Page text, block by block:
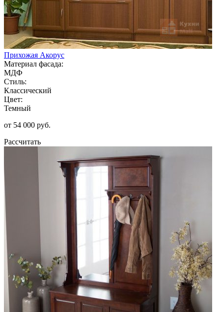
Прихожая Акорус
Материал фасада:
МДФ
Стиль:
Классический
Цвет:
Темный
от 54 000 руб.
Рассчитать